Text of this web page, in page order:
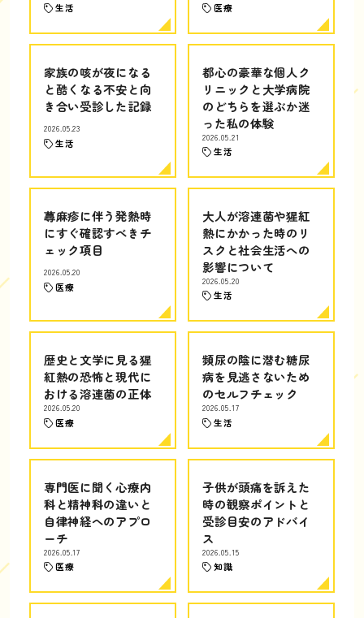
生活 医療
家族の咳が夜になる
と酷くなる不安と向
き合い受診した記録
2026.05.23
生活
都心の豪華な個人ク
リニックと大学病院
のどちらを選ぶか迷
った私の体験
2026.05.21
生活
蕁麻疹に伴う発熱時
にすぐ確認すべきチ
ェック項目
2026.05.20
医療
大人が溶連菌や猩紅
熱にかかった時のリ
スクと社会生活への
影響について
2026.05.20
生活
歴史と文学に見る猩
紅熱の恐怖と現代に
おける溶連菌の正体
2026.05.20
医療
頻尿の陰に潜む糖尿
病を見逃さないため
のセルフチェック
2026.05.17
生活
専門医に聞く心療内
科と精神科の違いと
自律神経へのアプロ
ーチ
2026.05.17
医療
子供が頭痛を訴えた
時の観察ポイントと
受診目安のアドバイ
ス
2026.05.15
知識